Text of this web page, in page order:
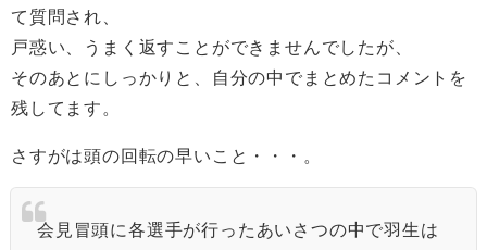
て質問され、
戸惑い、うまく返すことができませんでしたが、
そのあとにしっかりと、自分の中でまとめたコメントを
残してます。
さすがは頭の回転の早いこと・・・。
会見冒頭に各選手が行ったあいさつの中で羽生は